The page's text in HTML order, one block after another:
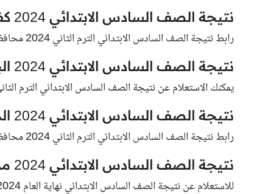
نتيجة الصف السادس الابتدائي 2024 كفر الشيخ
رابط نتيجة الصف السادس الابتدائي الترم الثاني 2024 محافظة كفر الشيخ فور ظهورها .
نتيجة الصف السادس الابتدائي 2024 البحر الأحمر
يمكنك الاستعلام عن نتيجة الصف السادس الابتدائي الترم الثاني 2024 محافظة البحر الأحمر فور
نتيجة الصف السادس الابتدائي 2024 الدقهلية
رابط نتيجة الصف السادس الابتدائي الترم الثاني 2024 محافظة الدقهلية فور ظهورها .
نتيجة الصف السادس الابتدائي 2024 مطروح
للاستعلام عن نتيجة الصف السادس الابتدائي نهاية العام 2024 محافظة مطروح فور ظهورها .